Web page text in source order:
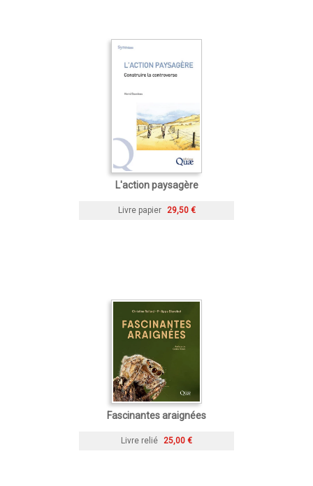
L'action paysagère
Livre papier 29,50 €
Fascinantes araignées
Livre relié 25,00 €